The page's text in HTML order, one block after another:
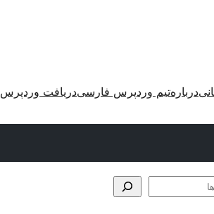
دربارهتیم وردپرس فارسیدریافت وردپرس